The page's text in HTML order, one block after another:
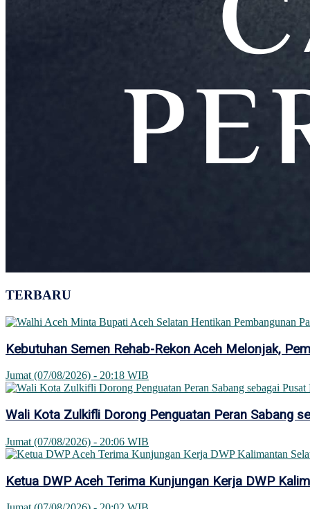
TERBARU
Kebutuhan Semen Rehab-Rekon Aceh Melonjak,
Jumat (07/08/2026) - 20:18 WIB
Wali Kota Zulkifli Dorong Penguatan Peran Sabang
Jumat (07/08/2026) - 20:06 WIB
Ketua DWP Aceh Terima Kunjungan Kerja DWP